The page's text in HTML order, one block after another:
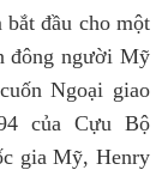
đầu cho một
đông người Mỹ
Ngoại giao
của Cựu Bộ
gia Mỹ, Henry